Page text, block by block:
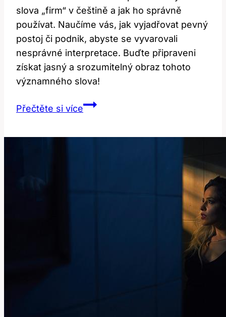
slova „firm“ v češtině a jak ho správně
používat. Naučíme vás, jak vyjadřovat pevný
postoj či podnik, abyste se vyvarovali
nesprávné interpretace. Buďte připraveni
získat jasný a srozumitelný obraz tohoto
významného slova!
Přečtěte si vícePřeklad